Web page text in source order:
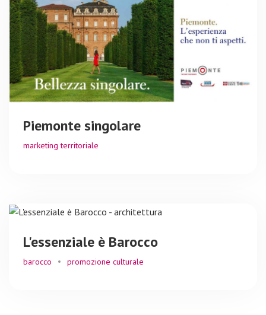
Piemonte singolare
marketing territoriale
L'essenziale è Barocco
barocco promozione culturale